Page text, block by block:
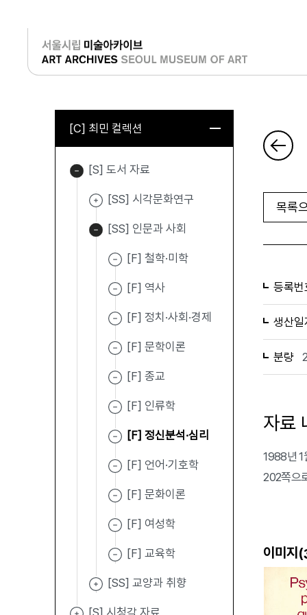
로그인
[C] 최민 컬렉션
[S] 도서 자료
[SS] 시각문화연구
[SS] 인문과 사회
[F] 철학·미학
[F] 역사
[F] 정치·사회·경제
[F] 문학이론
[F] 종교
[F] 인류학
[F] 정신분석·심리
[F] 언어·기호학
[F] 문화이론
[F] 여성학
[F] 교육학
[SS] 교양과 취향
[S] 시청각 자료
목록
등록번
생산일
분량
자료
1988년 1
202쪽으
이미지(